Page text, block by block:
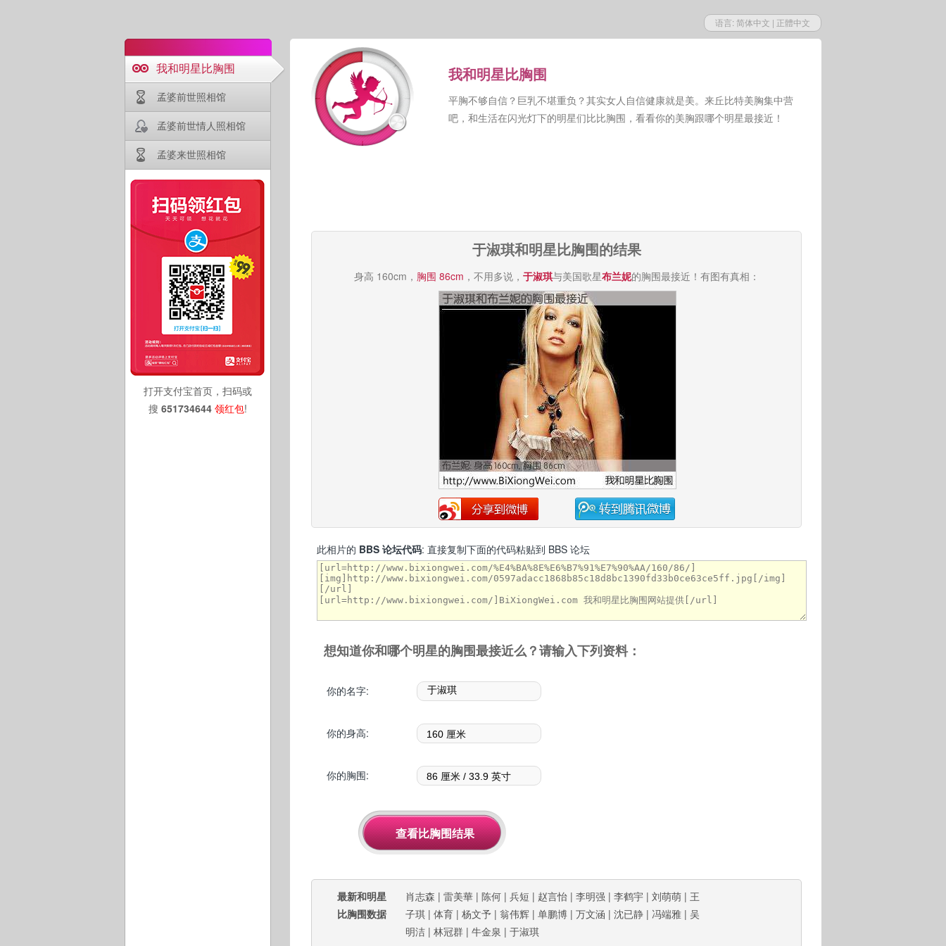
语言: 简体中文 | 正體中文
我和明星比胸围
孟婆前世照相馆
孟婆前世情人照相馆
孟婆来世照相馆
打开支付宝首页，扫码或
搜 651734644 领红包!
我和明星比胸围
平胸不够自信？巨乳不堪重负？其实女人自信健康就是美。来丘比特美胸集中营
吧，和生活在闪光灯下的明星们比比胸围，看看你的美胸跟哪个明星最接近！
于淑琪和明星比胸围的结果
身高 160cm， 胸围 86cm ，不用多说， 于淑琪与美国歌星布兰妮的胸围最接近！有图有真相：
此相片的 BBS 论坛代码: 直接复制下面的代码粘贴到 BBS 论坛
想知道你和哪个明星的胸围最接近么？请输入下列资料：
你的名字:
你的身高:
你的胸围:
最新和明星
比胸围数据
肖志森 | 雷美華 | 陈何 | 兵短 | 赵言怡 | 李明强 | 李鹤宇 | 刘萌萌 | 王
子琪 | 体育 | 杨文予 | 翁伟辉 | 单鹏博 | 万文涵 | 沈已静 | 冯端雅 | 吴
明洁 | 林冠群 | 牛金泉 | 于淑琪